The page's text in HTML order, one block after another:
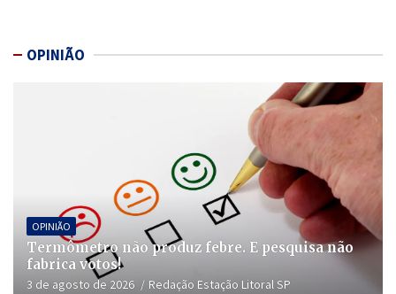
OPINIÃO
OPINIÃO
Termômetro não produz febre. E pesquisa não
fabrica votos!
3 de agosto de 2026 Redação Estação Litoral SP